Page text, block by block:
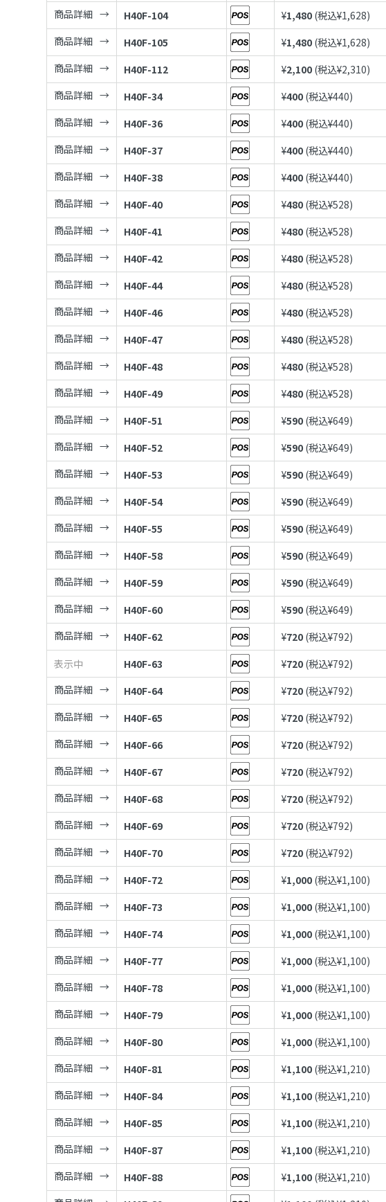
商品詳細
H40F-104 ¥1,480 (税込¥1,628)
商品詳細
H40F-105 ¥1,480 (税込¥1,628)
商品詳細
H40F-112 ¥2,100 (税込¥2,310)
商品詳細
H40F-34 ¥400 (税込¥440)
商品詳細
H40F-36 ¥400 (税込¥440)
商品詳細
H40F-37 ¥400 (税込¥440)
商品詳細
H40F-38 ¥400 (税込¥440)
商品詳細
H40F-40 ¥480 (税込¥528)
商品詳細
H40F-41 ¥480 (税込¥528)
商品詳細
H40F-42 ¥480 (税込¥528)
商品詳細
H40F-44 ¥480 (税込¥528)
商品詳細
H40F-46 ¥480 (税込¥528)
商品詳細
H40F-47 ¥480 (税込¥528)
商品詳細
H40F-48 ¥480 (税込¥528)
商品詳細
H40F-49 ¥480 (税込¥528)
商品詳細
H40F-51 ¥590 (税込¥649)
商品詳細
H40F-52 ¥590 (税込¥649)
商品詳細
H40F-53 ¥590 (税込¥649)
商品詳細
H40F-54 ¥590 (税込¥649)
商品詳細
H40F-55 ¥590 (税込¥649)
商品詳細
H40F-58 ¥590 (税込¥649)
商品詳細
H40F-59 ¥590 (税込¥649)
商品詳細
H40F-60 ¥590 (税込¥649)
商品詳細
H40F-62 ¥720 (税込¥792)
表示中
H40F-63 ¥720 (税込¥792)
商品詳細
H40F-64 ¥720 (税込¥792)
商品詳細
H40F-65 ¥720 (税込¥792)
商品詳細
H40F-66 ¥720 (税込¥792)
商品詳細
H40F-67 ¥720 (税込¥792)
商品詳細
H40F-68 ¥720 (税込¥792)
商品詳細
H40F-69 ¥720 (税込¥792)
商品詳細
H40F-70 ¥720 (税込¥792)
商品詳細
H40F-72 ¥1,000 (税込¥1,100)
商品詳細
H40F-73 ¥1,000 (税込¥1,100)
商品詳細
H40F-74 ¥1,000 (税込¥1,100)
商品詳細
H40F-77 ¥1,000 (税込¥1,100)
商品詳細
H40F-78 ¥1,000 (税込¥1,100)
商品詳細
H40F-79 ¥1,000 (税込¥1,100)
商品詳細
H40F-80 ¥1,000 (税込¥1,100)
商品詳細
H40F-81 ¥1,100 (税込¥1,210)
商品詳細
H40F-84 ¥1,100 (税込¥1,210)
商品詳細
H40F-85 ¥1,100 (税込¥1,210)
商品詳細
H40F-87 ¥1,100 (税込¥1,210)
商品詳細
H40F-88 ¥1,100 (税込¥1,210)